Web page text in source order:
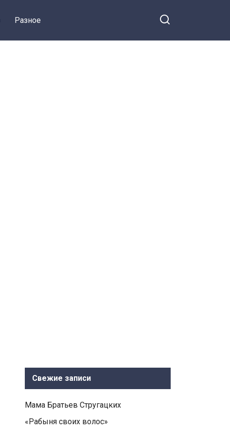
Разное
Свежие записи
Мама Братьев Стругацких
«Рабыня своих волос»